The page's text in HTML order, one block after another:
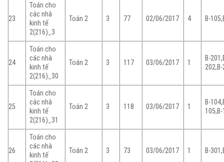
23
Toán cho
các nhà
kinh tế
2(216)_3
Toán 2 3 77 02/06/2017 4 B-
24
Toán cho
các nhà
kinh tế
2(216)_30
Toán 2 3 117 03/06/2017 1
B-
25
Toán cho
các nhà
kinh tế
2(216)_31
Toán 2 3 118 03/06/2017 1
B-
26
Toán cho
các nhà
kinh tế
Toán 2 3 73 03/06/2017 1 B-